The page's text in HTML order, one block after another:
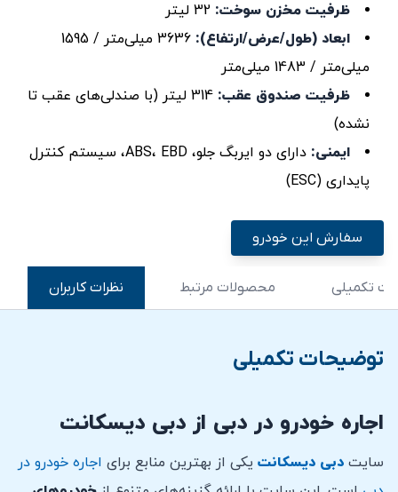
ظرفیت مخزن سوخت:
ابعاد (طول/عرض/ارتفاع):
3636 میلی‌متر / 1595
میلی‌متر / 1483 میلی‌متر
ظرفیت صندوق عقب:
314 لیتر (با صندلی‌های عقب تا
نشده)
ایمنی:
دارای دو ایربگ جلو، ABS، EBD، سیستم کنترل
پایداری (ESC)
سفارش این خودرو
تکمیلی محصولات مرتبط نظرات کاربران
توضیحات تکمیلی
اجاره خودرو در دبی از دبی دیسکانت
سایت دبی دیسکانت یکی از بهترین منابع برای اجاره خودرو در